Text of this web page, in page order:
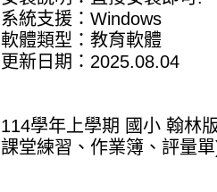
系統支援：Windows
軟體類型：教育軟體
更新日期：2025.08.04
114學年上學期 國小 翰林
課堂練習、作業簿、評量